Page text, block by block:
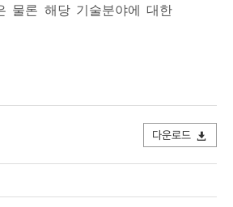
물론 해당 기술분야에 대한
다운로드